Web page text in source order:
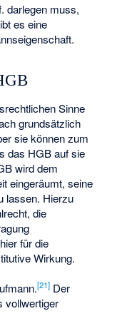
darlegen muss,
es eine
Sinne
grundsätzlich
sie können zum
das HGB auf sie
wird dem
eingeräumt, seine
lassen. Hierzu
die
für die
Wirkung.
[21] Der
vollwertiger